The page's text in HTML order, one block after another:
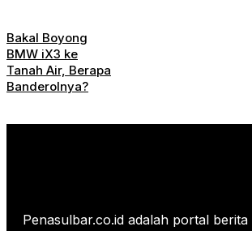
Bakal Boyong
BMW iX3 ke
Tanah Air, Berapa
Banderolnya?
Penasulbar.co.id adalah portal